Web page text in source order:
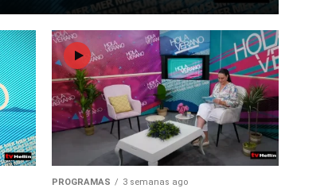
PROGRAMAS 3 semanas ago